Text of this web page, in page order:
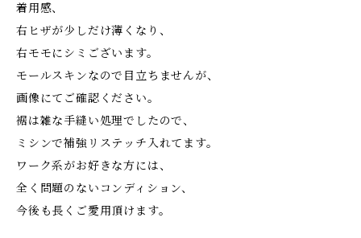
着用感、
右ヒザが少しだけ薄くなり、
右モモにシミございます。
モールスキンなので目立ちませんが、
画像にてご確認ください。
裾は雑な手縫い処理でしたので、
ミシンで補強リステッチ入れてます。
ワーク系がお好きな方には、
全く問題のないコンディション、
今後も長くご愛用頂けます。